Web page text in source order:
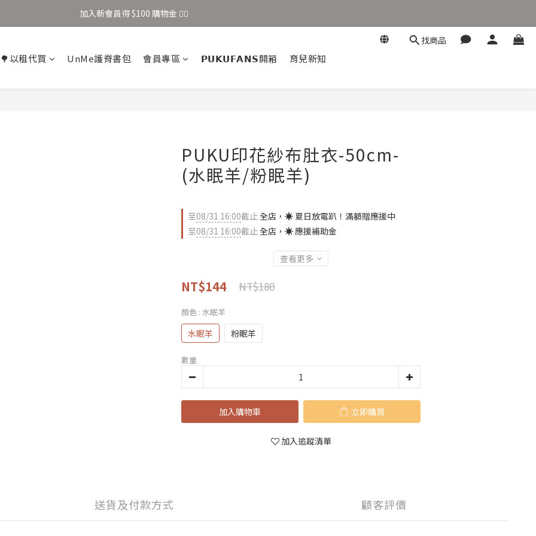
加入新會員得 $100 購物金 👉🏻
加入新會員得 $100 購物金 👉🏻
加入新會員得 $100 購物金 👉🏻
找商品
🌳以租代買 UnMe護脊書包 會員專區 𝗣𝗨𝗞𝗨𝗙𝗔𝗡𝗦開箱 育兒新知
PUKU印花紗布肚衣-50cm-
(水眠羊/粉眠羊)
至08/31 16:00截止全店，☀️ 夏日放電趴！滿額贈應援中
至08/31 16:00截止全店，☀️ 應援補助金
查看更多
NT$144 NT$180
顏色 : 水眠羊
水眠羊 粉眠羊
數量
加入購物車 立即購買
加入追蹤清單
送貨及付款方式 顧客評價